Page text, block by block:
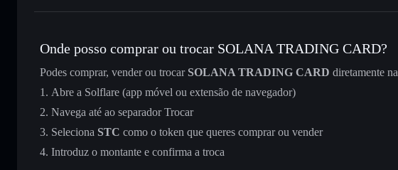
Onde posso comprar ou trocar SOLANA TRADING CARD?
Podes comprar, vender ou trocar SOLANA TRADING CARD diretamente na
Abre a Solflare (app móvel ou extensão de navegador)
Navega até ao separador Trocar
Seleciona STC como o token que queres comprar ou vender
Introduz o montante e confirma a troca